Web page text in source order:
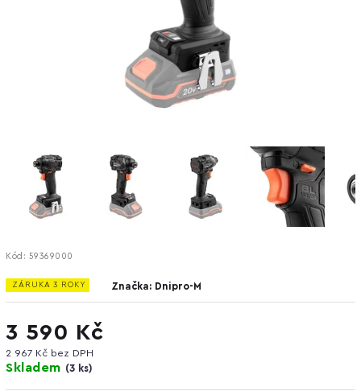
Kód: 59369000
ZÁRUKA 3 ROKY Značka: Dnipro-M
3 590 Kč
2 967 Kč bez DPH
Skladem (3 ks)